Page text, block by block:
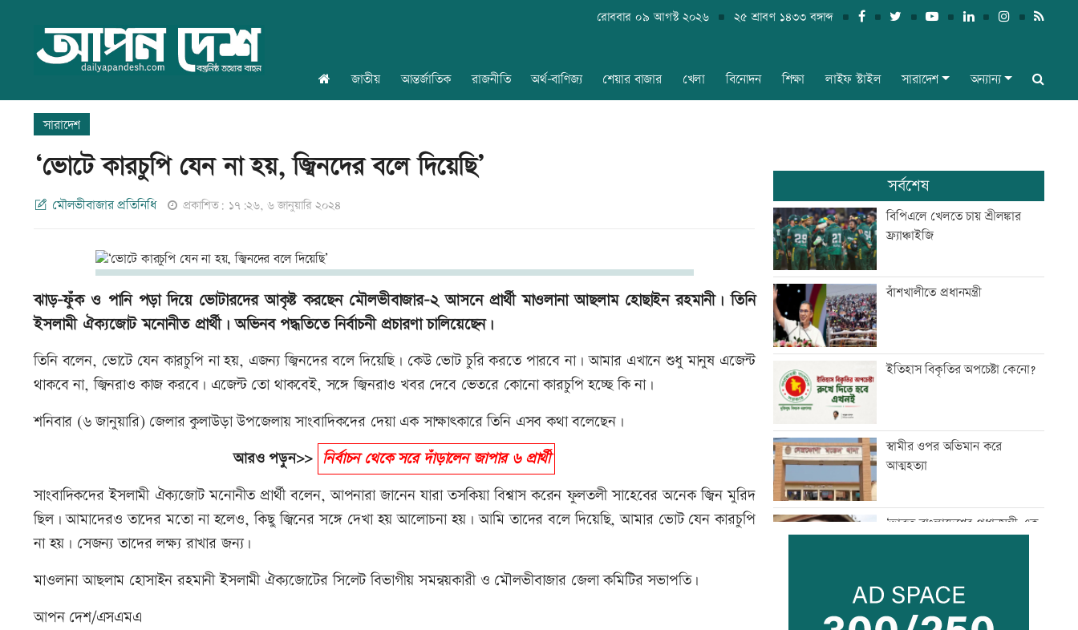
রোববার ০৯ আগস্ট ২০২৬ ২৫ শ্রাবণ ১৪৩৩ বঙ্গাব্দ
জাতীয় আন্তর্জাতিক রাজনীতি অর্থ-বাণিজ্য শেয়ার বাজার খেলা বিনোদন শিক্ষা লাইফ স্টাইল সারাদেশ অন্যান্য
সারাদেশ
‘ভোটে কারচুপি যেন না হয়, জ্বিনদের বলে দিয়েছি’
মৌলভীবাজার প্রতিনিধি প্রকাশিত: ১৭:২৬, ৬ জানুয়ারি ২০২৪
ঝাড়-ফুঁক ও পানি পড়া দিয়ে ভোটারদের আকৃষ্ট করছেন মৌলভীবাজার-২ আসনে প্রার্থী মাওলানা আছলাম হোছাইন রহমানী। তিনি
ইসলামী ঐক্যজোট মনোনীত প্রার্থী। অভিনব পদ্ধতিতে নির্বাচনী প্রচারণা চালিয়েছেন।
তিনি বলেন, ভোটে যেন কারচুপি না হয়, এজন্য জ্বিনদের বলে দিয়েছি। কেউ ভোট চুরি করতে পারবে না। আমার এখানে শুধু মানুষ এজেন্ট
থাকবে না, জ্বিনরাও কাজ করবে। এজেন্ট তো থাকবেই, সঙ্গে জ্বিনরাও খবর দেবে ভেতরে কোনো কারচুপি হচ্ছে কি না।
শনিবার (৬ জানুয়ারি) জেলার কুলাউড়া উপজেলায় সাংবাদিকদের দেয়া এক সাক্ষাৎকারে তিনি এসব কথা বলেছেন।
আরও পড়ুন>> নির্বাচন থেকে সরে দাঁড়ালেন জাপার ৬ প্রার্থী
সাংবাদিকদের ইসলামী ঐক্যজোট মনোনীত প্রার্থী বলেন, আপনারা জানেন যারা তসকিয়া বিশ্বাস করেন ফুলতলী সাহেবের অনেক জ্বিন মুরিদ
ছিল। আমাদেরও তাদের মতো না হলেও, কিছু জ্বিনের সঙ্গে দেখা হয় আলোচনা হয়। আমি তাদের বলে দিয়েছি, আমার ভোট যেন কারচুপি
না হয়। সেজন্য তাদের লক্ষ্য রাখার জন্য।
মাওলানা আছলাম হোসাইন রহমানী ইসলামী ঐক্যজোটের সিলেট বিভাগীয় সমন্বয়কারী ও মৌলভীবাজার জেলা কমিটির সভাপতি।
আপন দেশ/এসএমএ
সর্বশেষ
বিপিএলে খেলতে চায় শ্রীলঙ্কার
ফ্র্যাঞ্চাইজি
বাঁশখালীতে প্রধানমন্ত্রী
ইতিহাস বিকৃতির অপচেষ্টা কেনো?
স্বামীর ওপর অভিমান করে
আত্মহত্যা
‘ভারত-বাংলাদেশের প্রধানমন্ত্রী এক
জামায়াত জোটের রাষ্ট্রপতি প্রার্থী
অলি আহমদ